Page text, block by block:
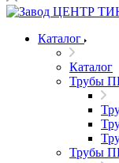
Каталог
Каталог
Трубы
Трубы